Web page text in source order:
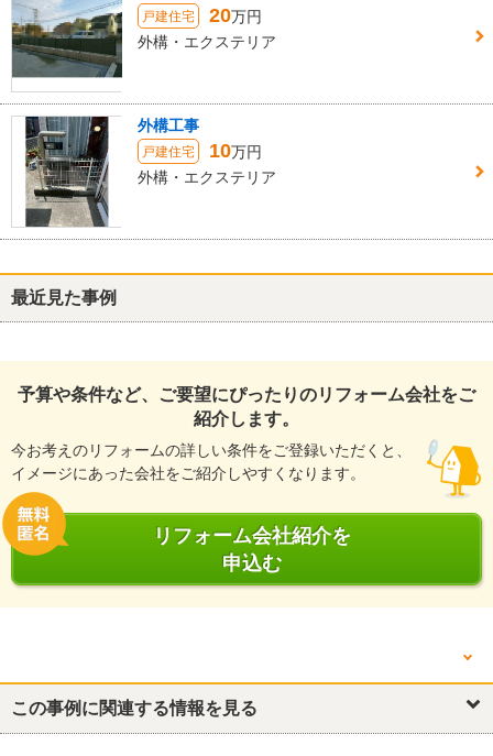
戸建住宅 20万円
外構・エクステリア
外構工事
戸建住宅 10万円
外構・エクステリア
最近見た事例
予算や条件など、ご要望にぴったりのリフォーム会社をご
紹介します。
今お考えのリフォームの詳しい条件をご登録いただくと、
イメージにあった会社をご紹介しやすくなります。
リフォーム会社紹介を
申込む
他の箇所を見る
外構・エクステリア
この事例に関連する情報を見る